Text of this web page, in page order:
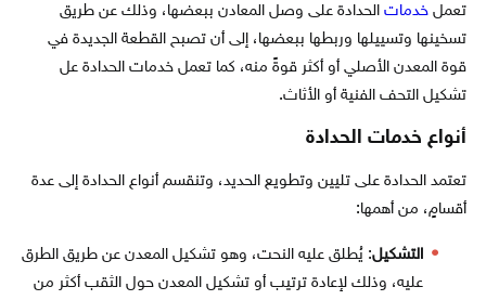
تعمل خدماتالحدادة على وصل المعادن ببعضها، وذلك عن طريق
تسخينها وتسييلها وربطها ببعضها، إلى أن تصبح القطعة الجديدة في
قوة المعدن الأصلي أو أكثر قوةً منه، كما تعمل خدمات الحدادة عل
تشكيل التحف الفنية أو الأثاث.
أنواع خدمات الحدادة
تعتمد الحدادة على تليين وتطويع الحديد، وتنقسم أنواع الحدادة إلى عدة
أقسامٍ، من أهمها:
التشكيل: يُطلق عليه النحت، وهو تشكيل المعدن عن طريق الطرق
عليه، وذلك لإعادة ترتيب أو تشكيل المعدن حول الثقب أكثر من